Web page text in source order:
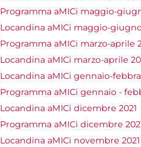
Programma aMICi maggio-
Locandina aMICi maggio-
Programma aMICi marzo-aprile
Locandina aMICi marzo-aprile
Locandina aMICi gennaio-
Programma aMICi gennaio -
Locandina aMICi dicembre 2021
Programma aMICi dicembre
Locandina aMICi novembre 2021